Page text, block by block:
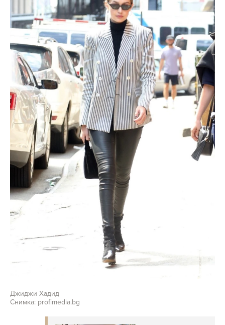
Джиджи Хадид
Снимка: profimedia.bg